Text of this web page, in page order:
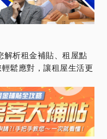
解析租金補貼、租屋點
鬆應對，讓租屋生活更